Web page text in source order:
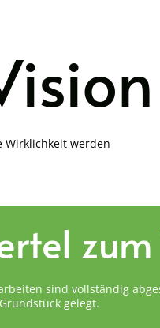
Wirklichkeit werden
sind vollständig
gelegt.